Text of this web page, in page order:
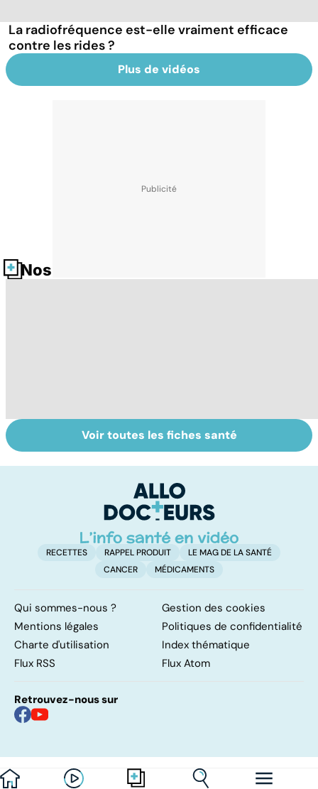
La radiofréquence est-elle vraiment efficace
contre les rides ?
Plus de vidéos
Nos fiches santé
Le lupus, une
maladie
Anémie :
symptômes,
traitements
Voir toutes les fiches santé
RECETTES RAPPEL PRODUIT
LE MAG DE LA SANTÉ
CANCER
MÉDICAMENTS
Qui sommes-nous ?
Gestion des cookies
Mentions légales
Politiques de confidentialité
Charte d'utilisation
Index thématique
Flux RSS
Flux Atom
Retrouvez-nous sur